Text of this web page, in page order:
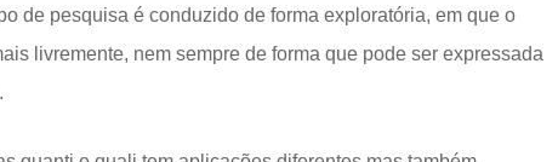
de pesquisa é conduzido de forma exploratória, em que o
livremente, nem sempre de forma que pode ser expressada